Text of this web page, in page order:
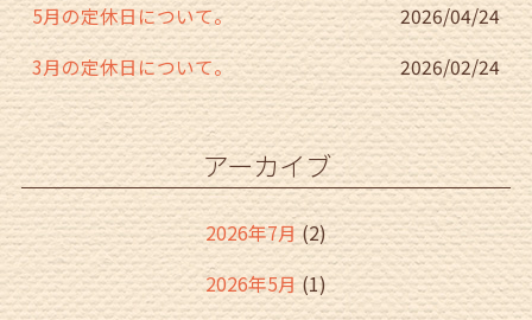
5月の定休日について。
2026/04/24
3月の定休日について。
2026/02/24
アーカイブ
2026年7月(2)
2026年5月(1)